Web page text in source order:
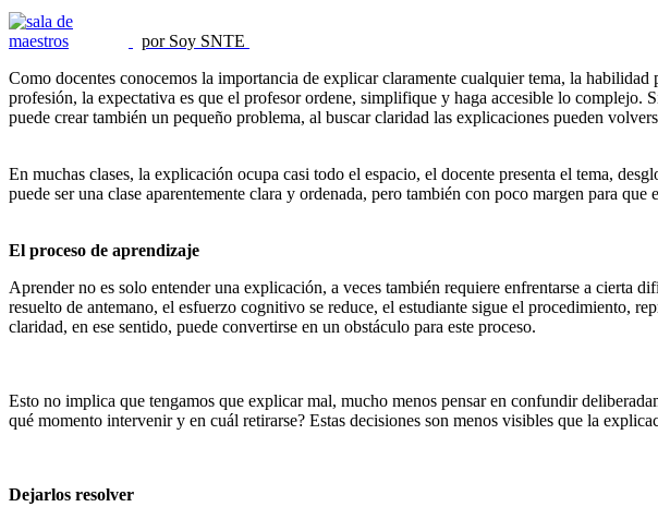
por Soy SNTE
Como docentes conocemos la importancia de explicar claramente cualquier tema, la
profesión, la expectativa es que el profesor ordene, simplifique y haga accesible lo complejo.
puede crear también un pequeño problema, al buscar claridad las explicaciones pueden
En muchas clases, la explicación ocupa casi todo el espacio, el docente presenta el tema,
puede ser una clase aparentemente clara y ordenada, pero también con poco margen para que
El proceso de aprendizaje
Aprender no es solo entender una explicación, a veces también requiere enfrentarse a cierta
resuelto de antemano, el esfuerzo cognitivo se reduce, el estudiante sigue el procedimiento,
claridad, en ese sentido, puede convertirse en un obstáculo para este proceso.
Esto no implica que tengamos que explicar mal, mucho menos pensar en confundir
qué momento intervenir y en cuál retirarse? Estas decisiones son menos visibles que la
Dejarlos resolver